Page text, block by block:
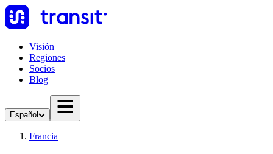
Visión
Regiones
Socios
Blog
Español
Francia